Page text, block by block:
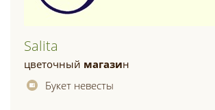
Salita
цветочный магазин
Букет невесты